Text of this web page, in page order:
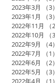
2023年3月
（3）
2023年1月
（3）
2022年11月
（
2022年10月
（
2022年9月
（4）
2022年7月
（1）
2022年6月
（2）
2022年5月
（3）
2022年4月
（1）